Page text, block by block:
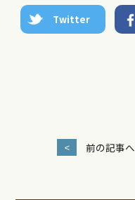
Twitter
< 前の記事へ